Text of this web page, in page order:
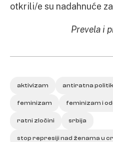
otkrili/e su nadahnuće
Prevela i
aktivizam antiratna
feminizam feminizam i
ratni zločini srbija
stop represiji nad ženama u